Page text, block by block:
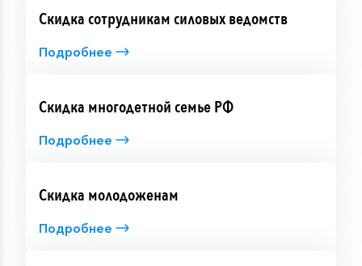
Скидка сотрудникам силовых ведомств
Подробнее
Скидка многодетной семье РФ
Подробнее
Скидка молодоженам
Подробнее